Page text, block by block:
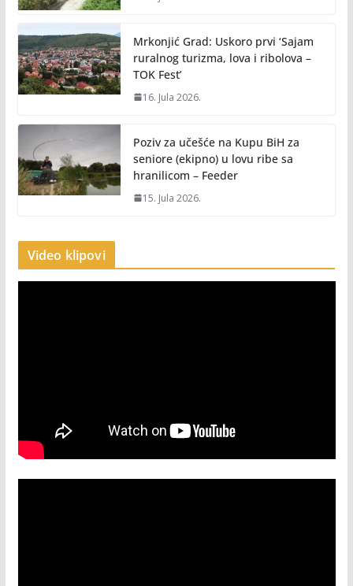
Mrkonjić Grad: Uskoro prvi ‘Sajam
ruralnog turizma, lova i ribolova –
TOK Fest’
16. Jula 2026.
Poziv za učešće na Kupu BiH za
seniore (ekipno) u lovu ribe sa
hranilicom – Feeder
15. Jula 2026.
Video klipovi